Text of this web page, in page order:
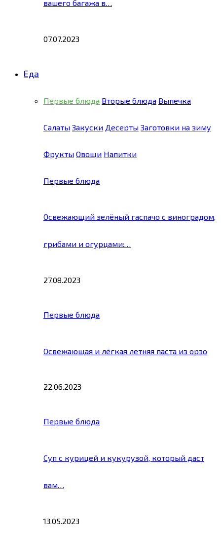
вашего багажа в…
07.07.2023
Еда
Первые блюда Вторые блюда Выпечка
Салаты Закуски Десерты Заготовки на зиму
Фрукты Овощи Напитки
Первые блюда
Освежающий зелёный гаспачо с виноградом,
грибами и огурцами:…
27.08.2023
Первые блюда
Освежающая и лёгкая летняя паста из орзо
22.06.2023
Первые блюда
Суп с курицей и кукурузой, который даст
вам…
13.05.2023